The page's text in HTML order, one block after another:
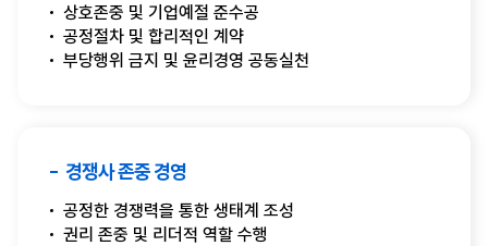
상호존중 및 기업예절 준수공
공정절차 및 합리적인 계약
부당행위 금지 및 윤리경영 공동실천
경쟁사 존중 경영
공정한 경쟁력을 통한 생태계 조성
권리 존중 및 리더적 역할 수행